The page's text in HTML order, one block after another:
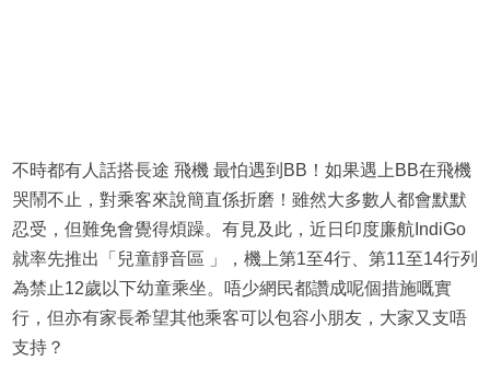
不時都有人話搭長途 飛機 最怕遇到BB！如果遇上BB在飛機
哭鬧不止，對乘客來說簡直係折磨！雖然大多數人都會默默
忍受，但難免會覺得煩躁。有見及此，近日印度廉航IndiGo
就率先推出「兒童靜音區 」，機上第1至4行、第11至14行列
為禁止12歲以下幼童乘坐。唔少網民都讚成呢個措施嘅實
行，但亦有家長希望其他乘客可以包容小朋友，大家又支唔
支持？